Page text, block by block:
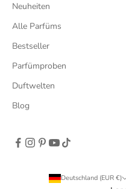
Neuheiten
Alle Parfüms
Bestseller
Parfümproben
Duftwelten
Blog
Deutschland (EUR €)